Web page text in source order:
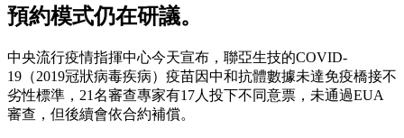
預約模式仍在研議。
中央流行疫情指揮中心今天宣布，聯亞生技的COVID-
19（2019冠狀病毒疾病）疫苗因中和抗體數據未達免疫橋接不
劣性標準，21名審查專家有17人投下不同意票，未通過EUA
審查，但後續會依合約補償。